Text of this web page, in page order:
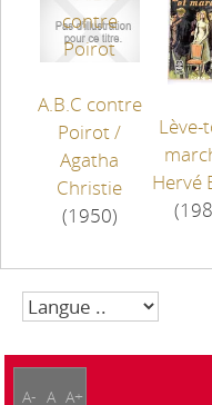
A.B.C contre
Poirot/
Agatha
Christie
(1950)
Lève-
Hervé
A- A A+